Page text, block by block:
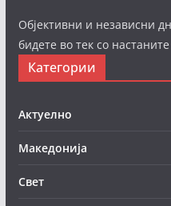
Објективни и независни
бидете во тек со
Категории
Актуелно
Македонија
Свет